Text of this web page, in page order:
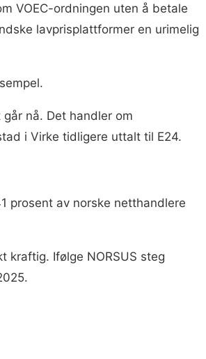
VOEC-ordningen uten å betale
lavprisplattformer en urimelig
nå. Det handler om
i Virke tidligere uttalt til E24.
prosent av norske netthandlere
kraftig. Ifølge NORSUS steg